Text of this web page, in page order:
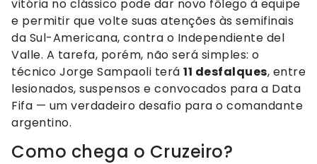
vitória no clássico pode dar novo fôlego à equipe
e permitir que volte suas atenções às semifinais
da Sul-Americana, contra o Independiente del
Valle. A tarefa, porém, não será simples: o
técnico Jorge Sampaoli terá 11 desfalques, entre
lesionados, suspensos e convocados para a Data
Fifa — um verdadeiro desafio para o comandante
argentino.
Como chega o Cruzeiro?